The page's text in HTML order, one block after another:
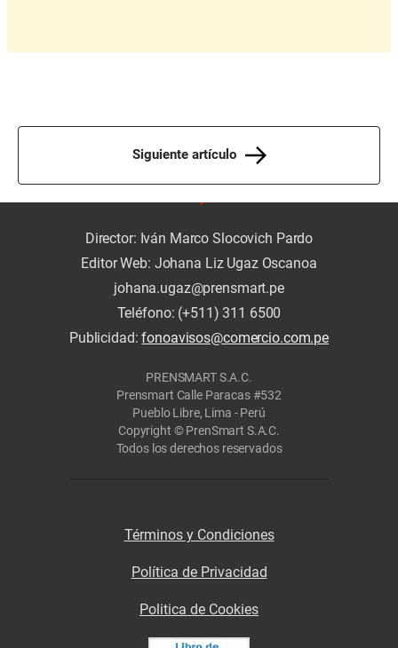
Siguiente artículo
Director: Iván Marco Slocovich Pardo
Editor Web: Johana Liz Ugaz Oscanoa
johana.ugaz@prensmart.pe
Teléfono: (+511) 311 6500
Publicidad:fonoavisos@comercio.com.pe
PRENSMART S.A.C.
Prensmart Calle Paracas #532
Pueblo Libre, Lima - Perú
Copyright © PrenSmart S.A.C.
Todos los derechos reservados
Términos y Condiciones
Política de Privacidad
Politica de Cookies